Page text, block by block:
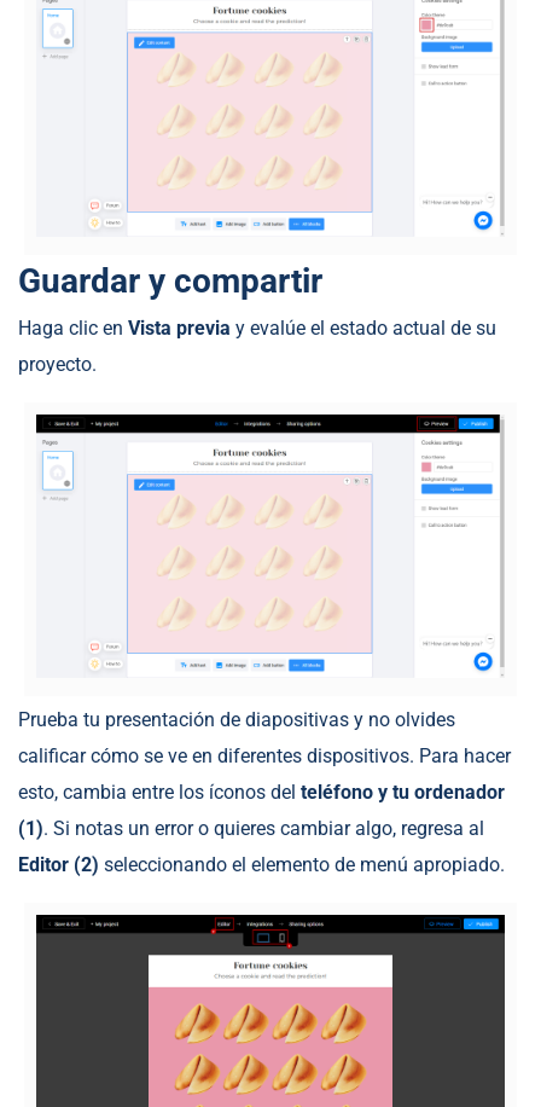
Guardar y compartir
Haga clic en Vista previa y evalúe el estado actual de su
proyecto.
Prueba tu presentación de diapositivas y no olvides
calificar cómo se ve en diferentes dispositivos. Para hacer
esto, cambia entre los íconos del teléfono y tu ordenador
(1). Si notas un error o quieres cambiar algo, regresa al
Editor (2) seleccionando el elemento de menú apropiado.